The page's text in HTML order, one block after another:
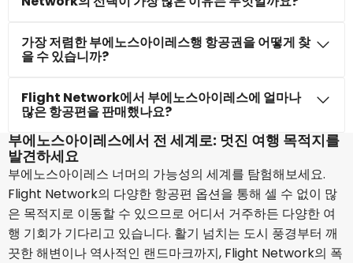
가장 저렴한 부에노스아이레스행 항공권을 어떻게 찾
을 수 있습니까?
Flight Network에서 부에노스아이레스에 얼마나
많은 항공편을 판매했나요?
부에노스아이레스에서 전 세계로: 멋진 여행 목적지를
발견하세요
부에노스아이레스 너머의 가능성의 세계를 탐험해보세요.
Flight Network의 다양한 항공편 옵션을 통해 셀 수 없이 많
은 목적지로 이동할 수 있으므로 어디서 거주하든 다양한 여
행 기회가 기다리고 있습니다. 활기 넘치는 도시 풍경부터 깨
끗한 해변이나 역사적인 랜드마크까지, Flight Network의 폭